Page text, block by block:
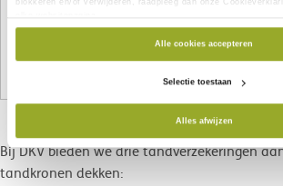
blokkeren en/of verwijderen, raadpleeg dan onze
Alle cookies accepteren
Selectie toestaan
Alles afwijzen
kronen, implantaten, prothesen, beugels,
behandelingen zijn erg duur, maar worden
Bij DKV bieden we drie tandverzekeringen
tandkronen dekken: